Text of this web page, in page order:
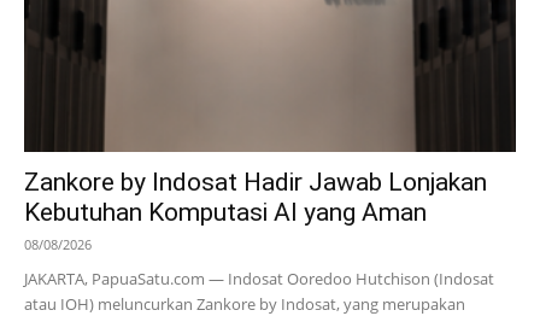
Zankore by Indosat Hadir Jawab Lonjakan
Kebutuhan Komputasi AI yang Aman
08/08/2026
JAKARTA, PapuaSatu.com — Indosat Ooredoo Hutchison (Indosat
atau IOH) meluncurkan Zankore by Indosat, yang merupakan